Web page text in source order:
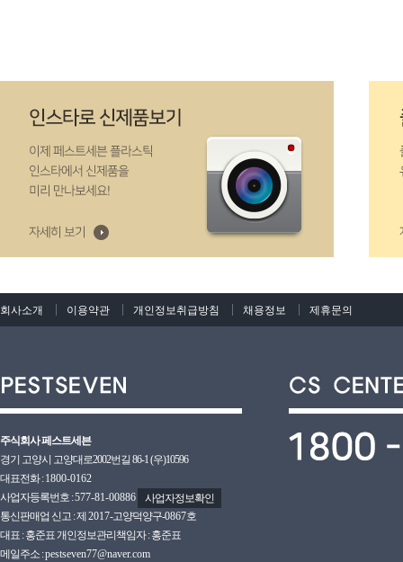
회사소개 이용약관 개인정보취급방침 채용정보 제휴문의
주식회사 페스트세븐
경기 고양시 고양대로2002번길 86-1 (우)10596
대표전화 :1800-0162
사업자등록번호 :577-81-00886
사업자정보확인
통신판매업 신고 : 제 2017-고양덕양구-0867호
대표 : 홍준표 개인정보관리책임자 : 홍준표
메일주소 :pestseven77@naver.com